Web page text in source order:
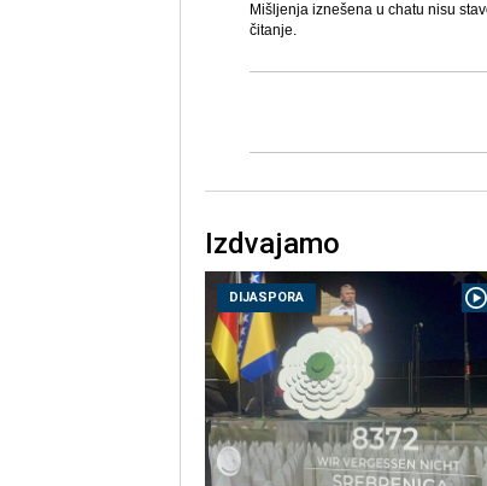
Mišljenja iznešena u chatu nisu
čitanje.
Izdvajamo
DIJASPORA